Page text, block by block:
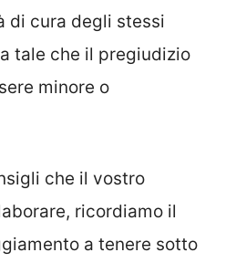
di cura degli stessi
tale che il pregiudizio
minore o
che il vostro
ricordiamo il
a tenere sotto